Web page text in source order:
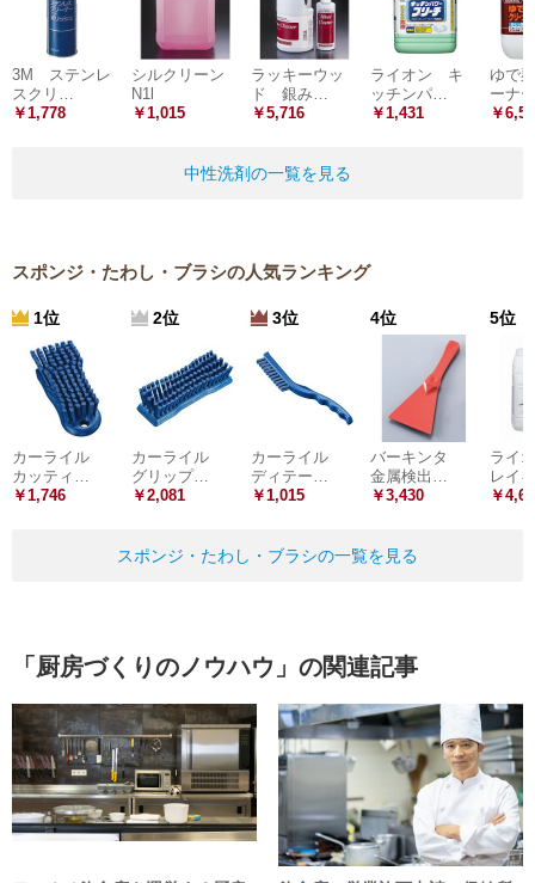
3M ステンレ
スクリ…
￥1,778
シルクリーン
N1l
￥1,015
ラッキーウッ
ド 銀み…
￥5,716
ライオン キ
ッチンパ…
￥1,431
ゆで
ーナー
￥
中性洗剤の一覧を見る
スポンジ・たわし・ブラシの人気ランキング
1位
カーライル
カッティ…
￥1,746
2位
カーライル
グリップ…
￥2,081
3位
カーライル
ディテー…
￥1,015
4位
バーキンタ
金属検出…
￥3,430
5位
ライ
レイ
￥
スポンジ・たわし・ブラシの一覧を見る
「厨房づくりのノウハウ」の関連記事